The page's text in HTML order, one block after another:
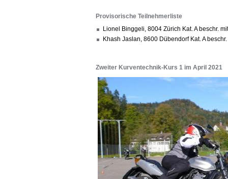
Provisorische Teilnehmerliste
Lionel Binggeli, 8004 Zürich Kat. A beschr.
Khash Jaslan, 8600 Dübendorf Kat. A
Zweiter Kurventechnik-Kurs 1 im April 2021